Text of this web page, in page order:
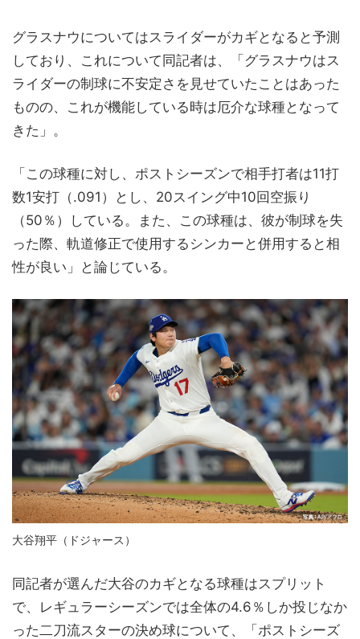
グラスナウについてはスライダーがカギとなると予測
しており、これについて同記者は、「グラスナウはス
ライダーの制球に不安定さを見せていたことはあった
ものの、これが機能している時は厄介な球種となって
きた」。
「この球種に対し、ポストシーズンで相手打者は11打
数1安打（.091）とし、20スイング中10回空振り
（50％）している。また、この球種は、彼が制球を失
った際、軌道修正で使用するシンカーと併用すると相
性が良い」と論じている。
大谷翔平（ドジャース）
同記者が選んだ大谷のカギとなる球種はスプリット
で、レギュラーシーズンでは全体の4.6％しか投じなか
った二刀流スターの決め球について、「ポストシーズ